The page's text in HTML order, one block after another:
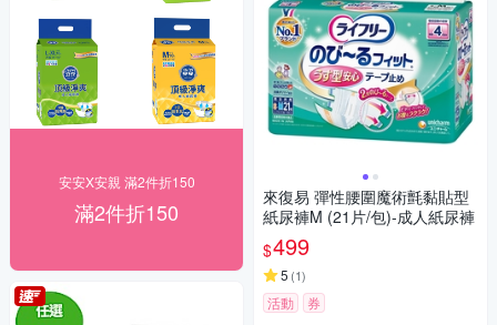
安安X安親 滿2件折150
滿2件折150
來復易 彈性腰圍魔術氈黏貼型
紙尿褲M (21片/包)-成人紙尿褲
$499
5 (1)
活動 券